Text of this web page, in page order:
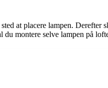
at placere lampen.
montere selve lampen på